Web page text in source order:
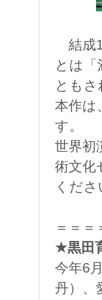
結成
とは
とも
本作は
す。
世界初
術文化
くださ
＝＝＝
★黒田
今年6
丹）、